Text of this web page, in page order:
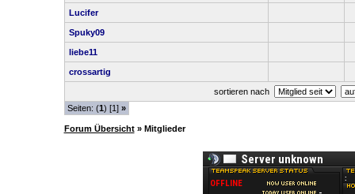
Lucifer
Spuky09
liebe11
crossartig
sortieren nach
Seiten: (1) [1] »
Forum Übersicht» Mitglieder